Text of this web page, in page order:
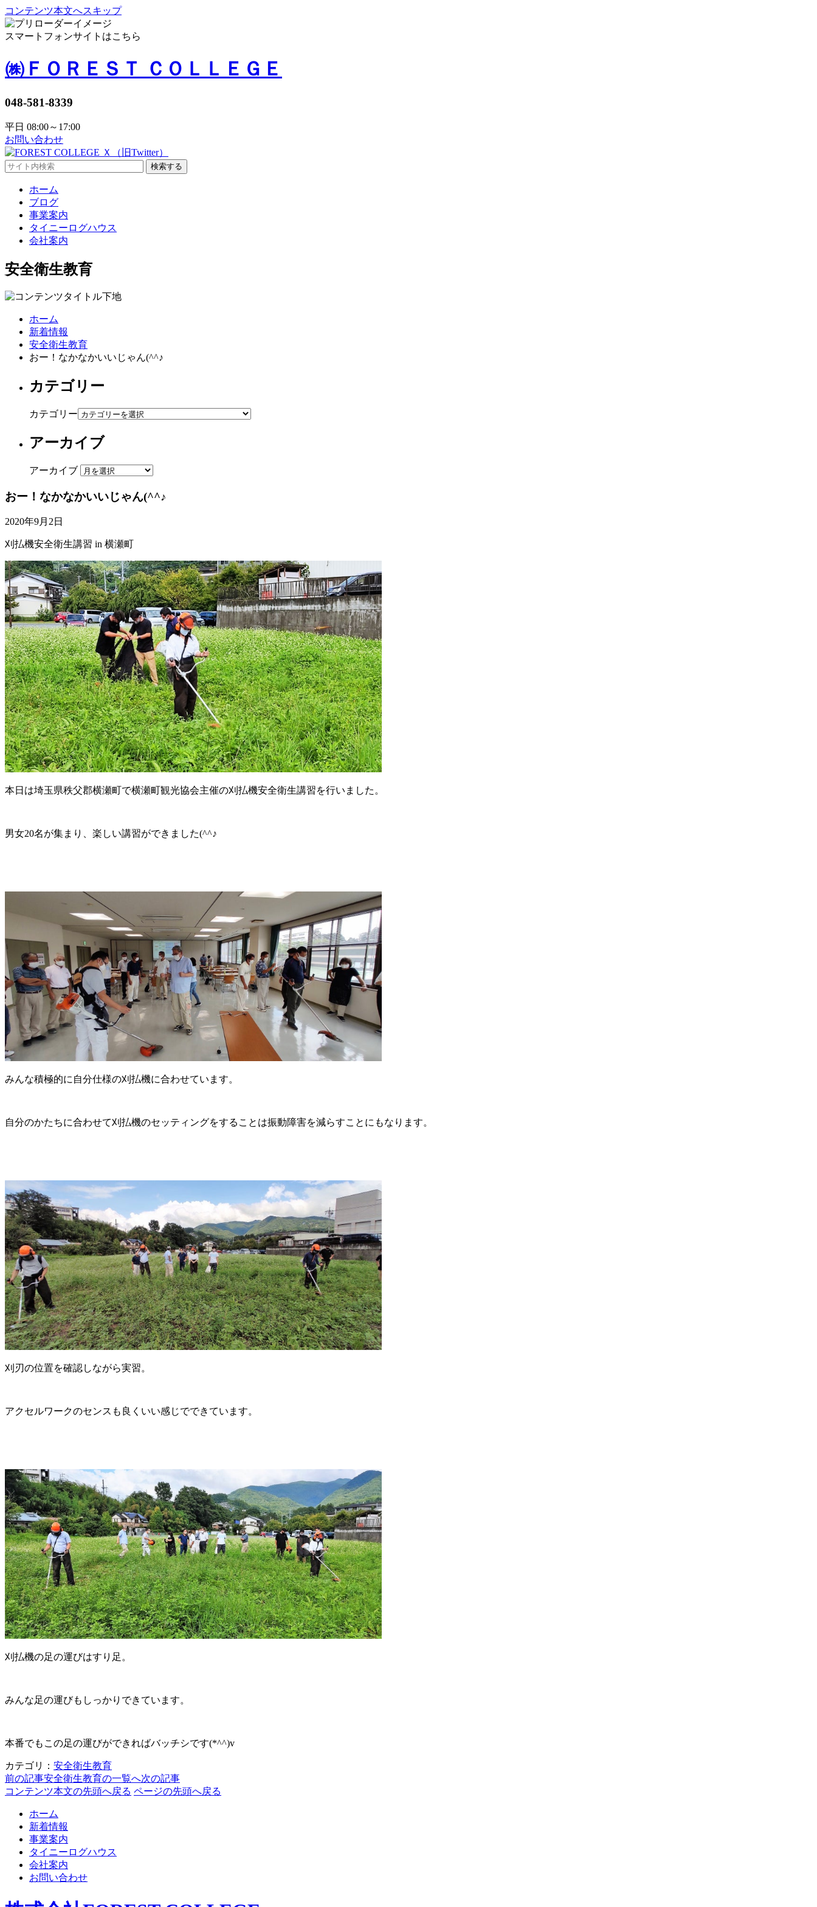
コンテンツ本文へスキップ
スマートフォンサイトはこちら
㈱ＦＯＲＥＳＴ ＣＯＬＬＥＧＥ
048-581-8339
平日 08:00～17:00
お問い合わせ
検索する
ホーム
ブログ
事業案内
タイニーログハウス
会社案内
安全衛生教育
ホーム
新着情報
安全衛生教育
おー！なかなかいいじゃん(^^♪
カテゴリー
カテゴリー
アーカイブ
アーカイブ
おー！なかなかいいじゃん(^^♪
2020年9月2日
刈払機安全衛生講習 in 横瀬町
本日は埼玉県秩父郡横瀬町で横瀬町観光協会主催の刈払機安全衛生講習を行いました。
男女20名が集まり、楽しい講習ができました(^^♪
みんな積極的に自分仕様の刈払機に合わせています。
自分のかたちに合わせて刈払機のセッティングをすることは振動障害を減らすことにもなります。
刈刃の位置を確認しながら実習。
アクセルワークのセンスも良くいい感じでできています。
刈払機の足の運びはすり足。
みんな足の運びもしっかりできています。
本番でもこの足の運びができればバッチシです(*^^)v
カテゴリ： 安全衛生教育
前の記事安全衛生教育の一覧へ次の記事
コンテンツ本文の先頭へ戻る ページの先頭へ戻る
ホーム
新着情報
事業案内
タイニーログハウス
会社案内
お問い合わせ